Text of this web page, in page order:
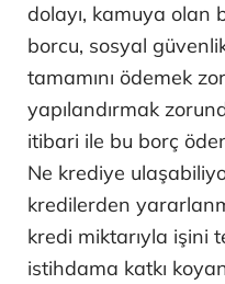
dolayı, kamuya olan
borcu, sosyal
tamamını ödemek
yapılandırmak
itibari ile bu borç
Ne krediye
kredilerden
kredi miktarıyla işini
istihdama katkı